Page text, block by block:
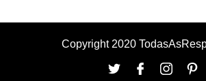
Copyright 2020